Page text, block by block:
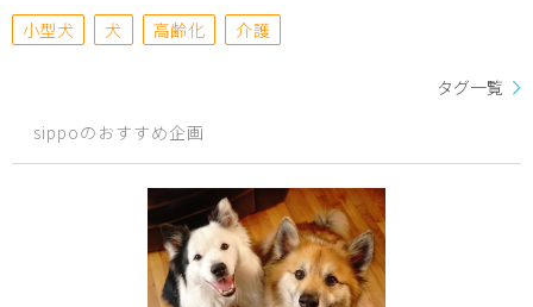
小型犬
犬 高齢化 介護
タグ一覧
sippoのおすすめ企画